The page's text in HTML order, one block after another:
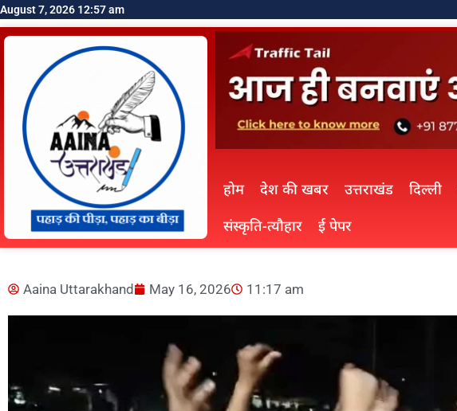
August 7, 2026 12:57 am
होम देश की खबर उत्तराखंड दिल्ली
संस्कृति-त्यौहार
ई पेपर
Aaina Uttarakhand May 16, 2026 11:17 am